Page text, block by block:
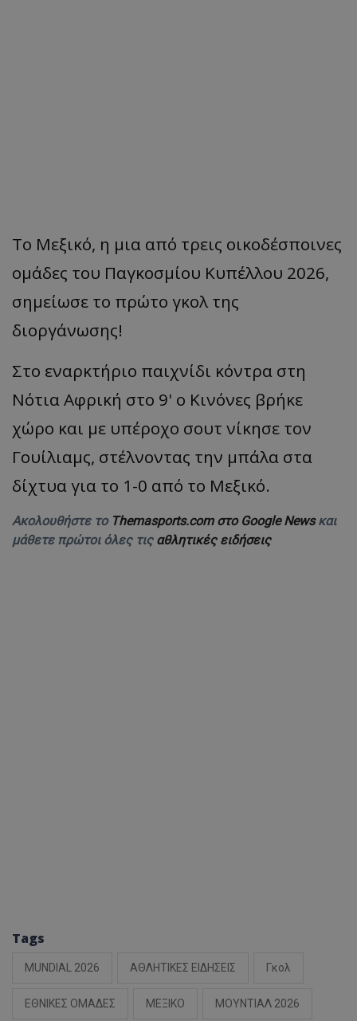
Το Μεξικό, η μια από τρεις οικοδέσποινες
ομάδες του Παγκοσμίου Κυπέλλου 2026,
σημείωσε το πρώτο γκολ της
διοργάνωσης!
Στο εναρκτήριο παιχνίδι κόντρα στη
Νότια Αφρική στο 9' ο Κινόνες βρήκε
χώρο και με υπέροχο σουτ νίκησε τον
Γουίλιαμς, στέλνοντας την μπάλα στα
δίχτυα για το 1-0 από το Μεξικό.
Ακολουθήστε το Themasports.com στο Google Newsκαι
μάθετε πρώτοι όλες τις αθλητικές ειδήσεις
Tags
MUNDIAL 2026 ΑΘΛΗΤΙΚΕΣ ΕΙΔΗΣΕΙΣ Γκολ
ΕΘΝΙΚΕΣ ΟΜΑΔΕΣ ΜΕΞΙΚΟ ΜΟΥΝΤΙΑΛ 2026